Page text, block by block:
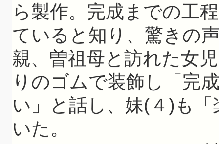
ら製作。完成までの工
ていると知り、驚きの
親、曽祖母と訪れた女
りのゴムで装飾し「完
い」と話し、妹(４)も
いた。